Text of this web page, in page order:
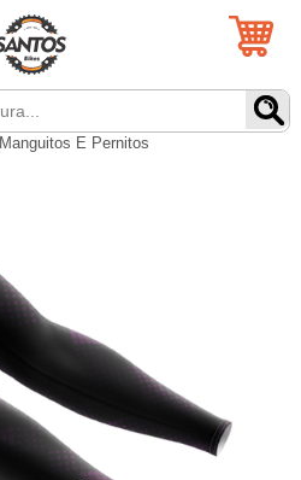
Manguitos E Pernitos